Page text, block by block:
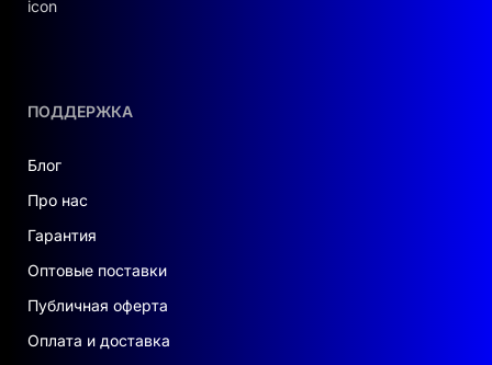
ПОДДЕРЖКА
Блог
Про нас
Гарантия
Оптовые поставки
Публичная оферта
Оплата и доставка